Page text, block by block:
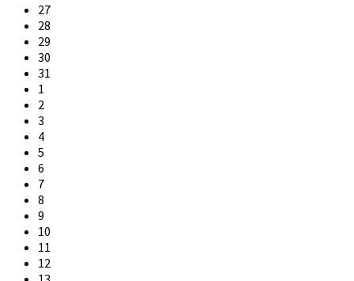
27
28
29
30
31
1
2
3
4
5
6
7
8
9
10
11
12